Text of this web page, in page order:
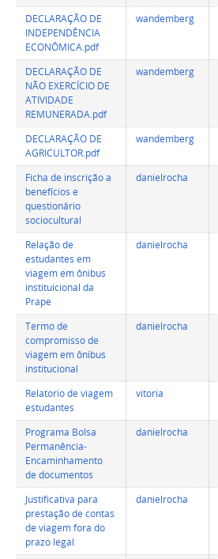
DECLARAÇÃO DE
INDEPENDÊNCIA
ECONÔMICA.pdf
wandemberg
DECLARAÇÃO DE
NÃO EXERCÍCIO DE
ATIVIDADE
REMUNERADA.pdf
wandemberg
DECLARAÇÃO DE
AGRICULTOR.pdf
wandemberg
Ficha de inscrição a
benefícios e
questionário
sociocultural
danielrocha
Relação de
estudantes em
viagem em ônibus
instituicional da
Prape
danielrocha
Termo de
compromisso de
viagem em ônibus
institucional
danielrocha
Relatorio de viagem
estudantes
vitoria
Programa Bolsa
Permanência-
Encaminhamento
de documentos
danielrocha
Justificativa para
prestação de contas
de viagem fora do
prazo legal
danielrocha